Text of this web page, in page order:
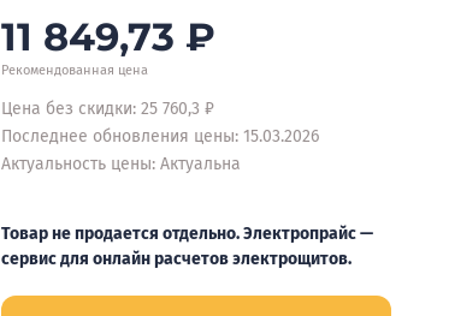
11 849,73 ₽
Рекомендованная цена
Цена без скидки: 25 760,3 ₽
Последнее обновления цены: 15.03.2026
Актуальность цены: Актуальна
Товар не продается отдельно. Электропрайс —
сервис для онлайн расчетов электрощитов.